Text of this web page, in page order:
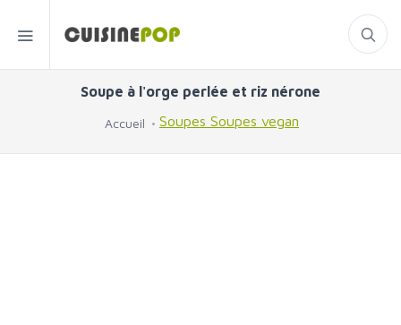
Soupe à l'orge perlée et riz nérone
Accueil Soupes Soupes vegan